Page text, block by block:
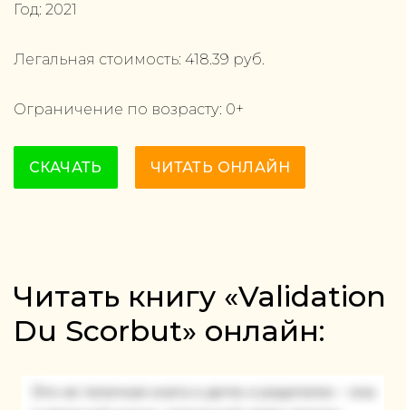
Год: 2021
Легальная стоимость: 418.39 руб.
Ограничение по возрасту: 0+
СКАЧАТЬ ЧИТАТЬ ОНЛАЙН
Читать книгу «Validation
Du Scorbut» онлайн: